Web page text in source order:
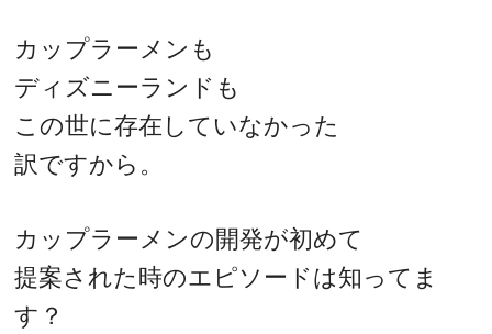
カップラーメンも
ディズニーランドも
この世に存在していなかった
訳ですから。
カップラーメンの開発が初めて
提案された時のエピソードは知ってま
す？